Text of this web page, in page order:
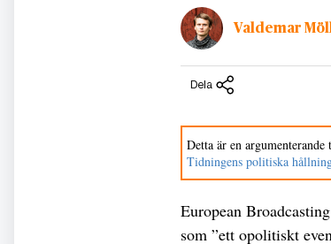
Valdemar
Dela
Detta är en
Tidningens politiska
European
som ”ett opolitiskt